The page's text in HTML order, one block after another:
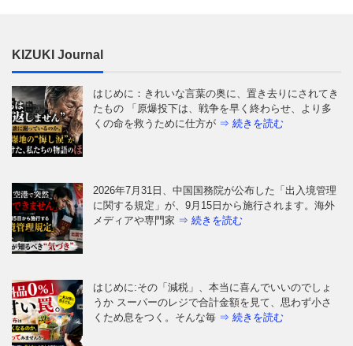
KIZUKI Journal
はじめに：きれいな言葉の奥に、置き去りにされてき
たもの 「原爆投下は、戦争を早く終わらせ、より多
くの命を救うために仕方が ⇒ 続きを読む
2026年7月31日、中国国務院が公布した「出入境管理
に関する規定」が、9月15日から施行されます。海外
メディアや専門家 ⇒ 続きを読む
はじめに:その「減税」、本当に喜んでいいのでしょ
うか スーパーのレジで合計金額を見て、思わず小さ
くため息をつく。そんな毎 ⇒ 続きを読む